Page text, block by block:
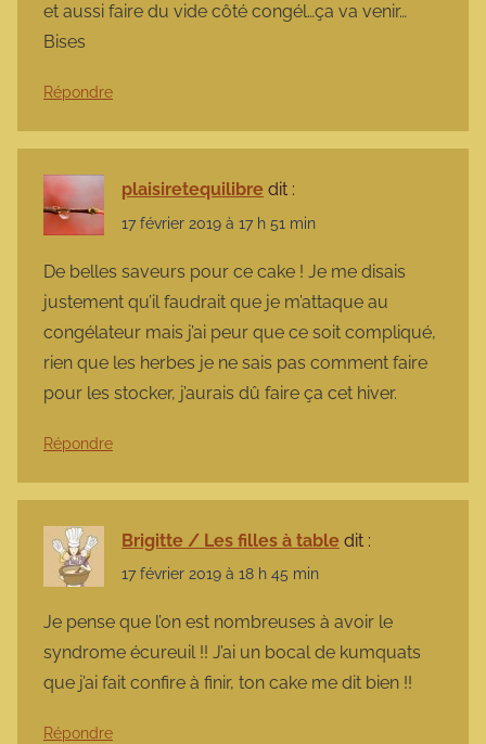
et aussi faire du vide côté congél…ça va venir…
Bises
Répondre
plaisiretequilibre dit :
17 février 2019 à 17 h 51 min
De belles saveurs pour ce cake ! Je me disais
justement qu’il faudrait que je m’attaque au
congélateur mais j’ai peur que ce soit compliqué,
rien que les herbes je ne sais pas comment faire
pour les stocker, j’aurais dû faire ça cet hiver.
Répondre
Brigitte / Les filles à table dit :
17 février 2019 à 18 h 45 min
Je pense que l’on est nombreuses à avoir le
syndrome écureuil !! J’ai un bocal de kumquats
que j’ai fait confire à finir, ton cake me dit bien !!
Répondre